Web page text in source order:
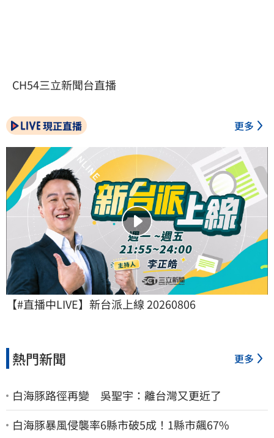
CH54三立新聞台直播
現正直播 更多
【#直播中LIVE】新台派上線 20260806
熱門新聞 更多
白海豚路徑再變 吳聖宇：離台灣又更近了
白海豚暴風侵襲率6縣市破5成！1縣市飆67%